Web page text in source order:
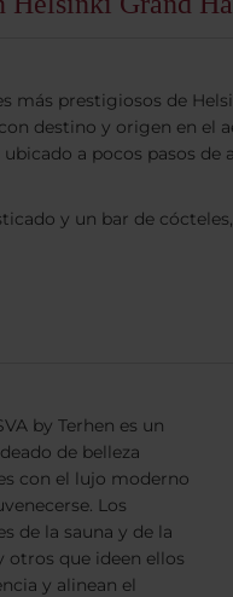
más prestigiosos de
destino y origen en el
a pocos pasos
y un bar de
by Terhen es un
de belleza
con el lujo moderno
Los
de la sauna y de la
otros que ideen ellos
y alinean el